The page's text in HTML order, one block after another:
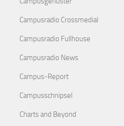
Campusradio Crossmedial
Campusradio Fullhouse
Campusradio News
Campus-Report
Campusschnipsel
Charts and Beyond